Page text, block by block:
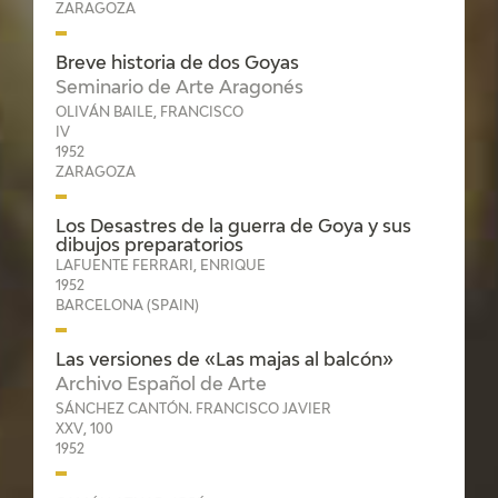
ZARAGOZA
Breve historia de dos Goyas
Seminario de Arte Aragonés
OLIVÁN BAILE, FRANCISCO
IV
1952
ZARAGOZA
Los Desastres de la guerra de Goya y sus
dibujos preparatorios
LAFUENTE FERRARI, ENRIQUE
1952
BARCELONA (SPAIN)
Las versiones de «Las majas al balcón»
Archivo Español de Arte
SÁNCHEZ CANTÓN. FRANCISCO JAVIER
XXV, 100
1952